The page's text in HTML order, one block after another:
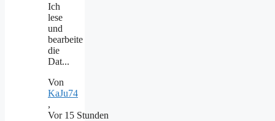
Ich
lese
und
bearbeite
die
Dat...
Von
KaJu74
,
Vor 15 Stunden